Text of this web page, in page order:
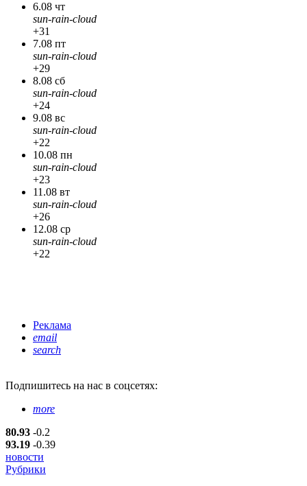
6.08 чт
sun-rain-cloud
+31
7.08 пт
sun-rain-cloud
+29
8.08 сб
sun-rain-cloud
+24
9.08 вс
sun-rain-cloud
+22
10.08 пн
sun-rain-cloud
+23
11.08 вт
sun-rain-cloud
+26
12.08 ср
sun-rain-cloud
+22
Реклама
email
search
Подпишитесь на нас в соцсетях:
more
80.93 -0.2
93.19 -0.39
новости
Рубрики